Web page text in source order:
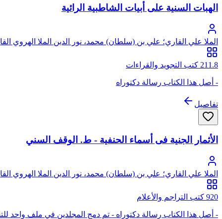
الهبات السنية على أبيات الشاطبية الرائية
الملا علي القاري؛ علي بن (سلطان) محمد، نور الدين الملا الهروي
211.8 كتب التجويد والقراءات
- أصل هذا الكتاب رسالة دكتوراه
تفاصيل
الأثمار الجنية فى أسماء الحنفية - ط. الوقف السني
الملا علي القاري؛ علي بن (سلطان) محمد، نور الدين الملا الهروي
920 كتب التراجم والأعلام
- أصل هذا الكتاب رسالة دكتوراه - تم دمج المجلدين في ملف واحد